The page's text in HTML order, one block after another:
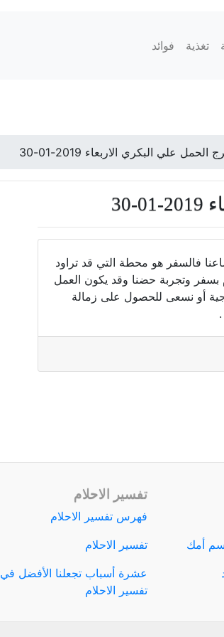
تغذية فوائد
علي البكري الاربعاء 2019-01-30
فالسفر هو محطة التي قد تراود
بسفر وتجربة حضنا وقد يكون العمل
أو نسعى للحصول على زمالة
أمك
تفسير الاحلام
فهرس تفسير الاحلام
تفسير الاحلام
عشرة أسباب تجعلنا الأفضل في
تفسير الاحلام